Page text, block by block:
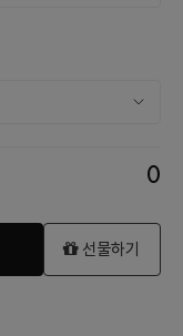
0
선물하기